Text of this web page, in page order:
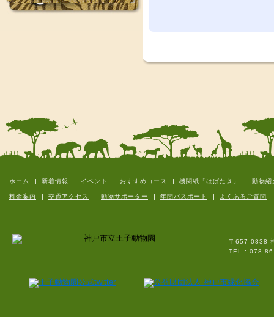
ホーム 新着情報 イベント おすすめコース 機関紙「はばたき」 動物紹
料金案内 交通アクセス 動物サポーター 年間パスポート よくあるご質問
〒657-0838
TEL : 078-